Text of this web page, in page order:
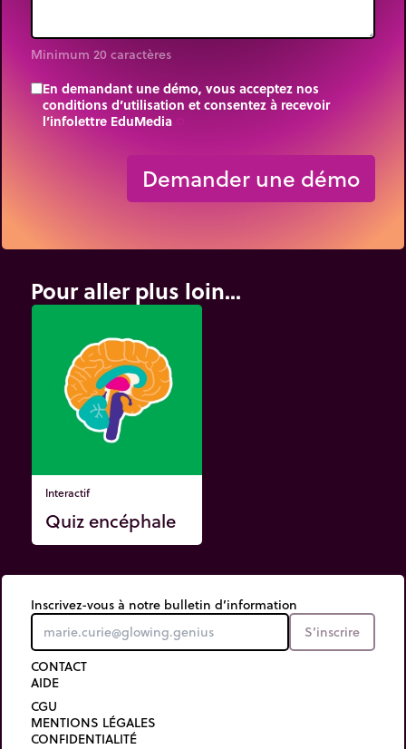
Minimum 20 caractères
En demandant une démo, vous acceptez nos
conditions d’utilisation et consentez à recevoir
l’infolettre EduMedia
Demander une démo
Pour aller plus loin...
Interactif
Quiz encéphale
Inscrivez-vous à notre bulletin d’information
S’inscrire
CONTACT
AIDE
CGU
MENTIONS LÉGALES
CONFIDENTIALITÉ